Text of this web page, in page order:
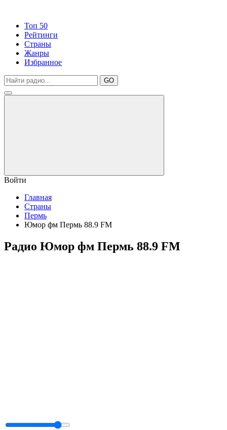
Топ 50
Рейтинги
Страны
Жанры
Избранное
GO
Войти
Главная
Страны
Пермь
Юмор фм Пермь 88.9 FM
Радио Юмор фм Пермь 88.9 FM